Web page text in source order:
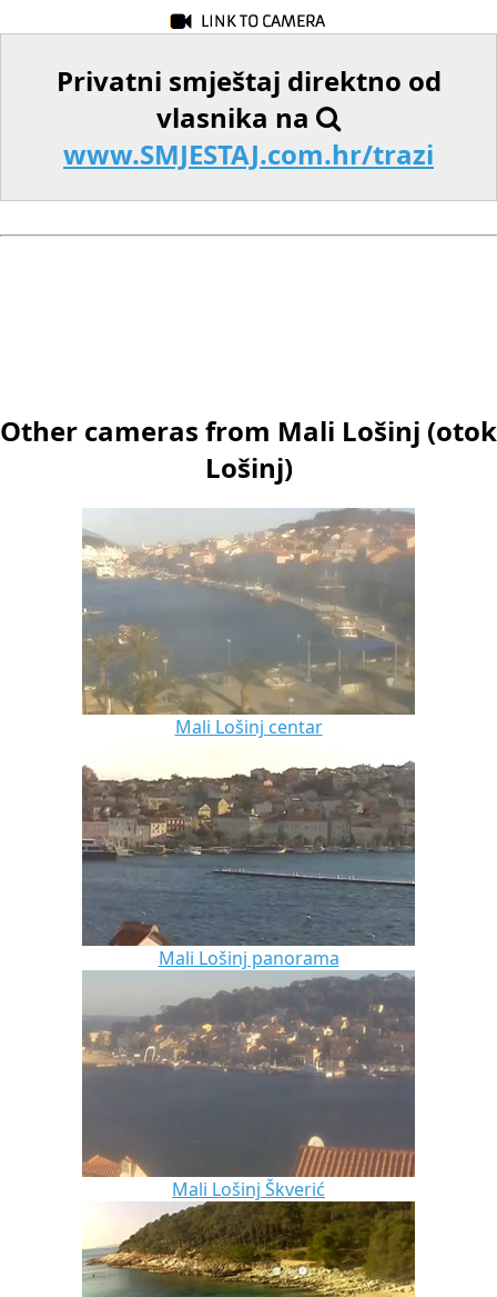
Privatni smještaj direktno od
vlasnika na
www.SMJESTAJ.com.hr/trazi
Other cameras from Mali Lošinj (otok
Lošinj)
Mali Lošinj centar
Mali Lošinj panorama
Mali Lošinj Škverić